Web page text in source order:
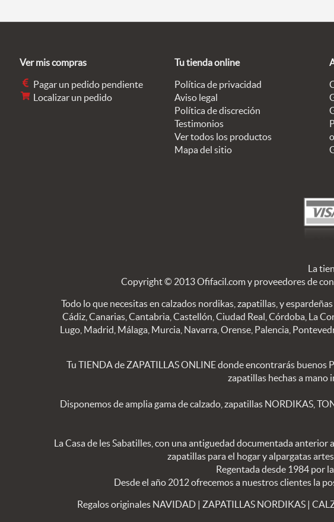
Ver mis compras
Pagar un pedido pendiente
Localizar un pedido
Tu tienda online
Política de privacidad
Aviso legal
Política de discreción
Testimonios
Ver todos los productos
Mapa del sitio
La
Copyright © 2013 Ofifacil.com y proveedores de
Todo lo que necesitas en calzados nordikas, zapatillas, y
Cádiz, Canarias, Cantabria, Castellón, Ciudad Real, Córdoba, La
Lugo, Madrid, Málaga, Murcia, Navarra, Orense, Palencia,
Tu TIENDA de ZAPATILLAS ONLINE donde encontrarás buenos
zapatillas hechas a mano
Disponemos de amplia gama de calzado, zapatillas NORDIKAS,
La Casa de les Sabatilles, con una antiguedad documentada
zapatillas para el hogar y alpargatas
Regentada desde 1984 por
Desde el año 2012 ofrecemos a nuestros clientes la
Regalos originales NAVIDAD ZAPATILLAS NORDIKAS |